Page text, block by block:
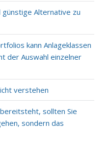
günstige Alternative zu
kann Anlageklassen
der Auswahl einzelner
verstehen
sollten Sie
sondern das